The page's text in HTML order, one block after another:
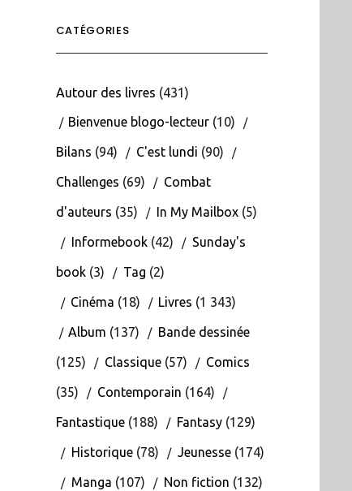
CATÉGORIES
Autour des livres (431)
Bienvenue blogo-lecteur(10)
Bilans (94) C'est lundi (90)
Challenges (69) Combat
d'auteurs (35) In My Mailbox(5)
Informebook(42) Sunday's
book(3) Tag (2)
Cinéma (18) Livres (1 343)
Album (137) Bande dessinée
(125) Classique(57) Comics
(35) Contemporain (164)
Fantastique(188) Fantasy(129)
Historique(78) Jeunesse(174)
Manga (107) Non fiction (132)